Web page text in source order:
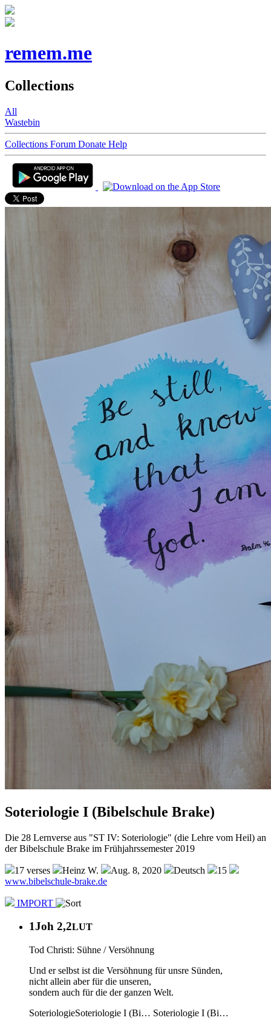
remem.me
Collections
All
Wastebin
Collections Forum Donate Help
Soteriologie I (Bibelschule Brake)
Die 28 Lernverse aus "ST IV: Soteriologie" (die Lehre vom Heil) an
der Bibelschule Brake im Frühjahrssemester 2019
17 verses Heinz W. Aug. 8, 2020 Deutsch
15
www.bibelschule-brake.de
IMPORT
1Joh 2,2LUT
Tod Christi: Sühne / Versöhnung
Und er selbst ist die Versöhnung für unsre Sünden,
nicht allein aber für die unseren,
sondern auch für die der ganzen Welt.
SoteriologieSoteriologie I (Bi… Soteriologie I (Bi…